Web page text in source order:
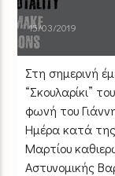
15/03/2019
Στη σημερινή
“Σκουλαρίκι”
φωνή του
Ημέρα κατά
Μαρτίου
Αστυνομικής